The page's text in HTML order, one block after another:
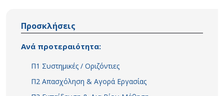
Προσκλήσεις
Ανά προτεραιότητα:
Π1 Συστημικές / Οριζόντιες
Π2 Απασχόληση & Αγορά Εργασίας